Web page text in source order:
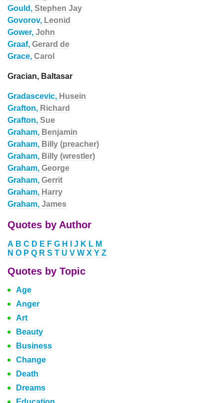
Gould, Stephen Jay
Govorov, Leonid
Gower, John
Graaf, Gerard de
Grace, Carol
Gracian, Baltasar
Gradascevic, Husein
Grafton, Richard
Grafton, Sue
Graham, Benjamin
Graham, Billy (preacher)
Graham, Billy (wrestler)
Graham, George
Graham, Gerrit
Graham, Harry
Graham, James
Quotes by Author
A B C D E F G H J K L M
N O P Q R S T U V W X Y Z
Quotes by Topic
Age
Anger
Art
Beauty
Business
Change
Death
Dreams